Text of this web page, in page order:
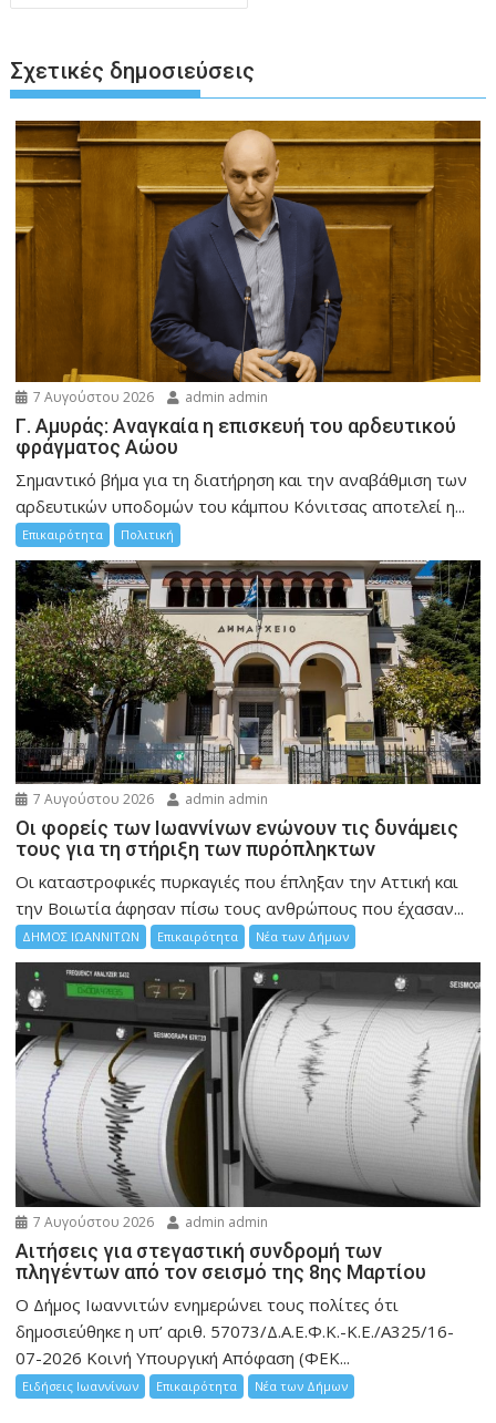
Σχετικές δημοσιεύσεις
7 Αυγούστου 2026 admin admin
Γ. Αμυράς: Αναγκαία η επισκευή του αρδευτικού
φράγματος Αώου
Σημαντικό βήμα για τη διατήρηση και την αναβάθμιση των
αρδευτικών υποδομών του κάμπου Κόνιτσας αποτελεί η...
Επικαιρότητα Πολιτική
7 Αυγούστου 2026 admin admin
Οι φορείς των Ιωαννίνων ενώνουν τις δυνάμεις
τους για τη στήριξη των πυρόπληκτων
Οι καταστροφικές πυρκαγιές που έπληξαν την Αττική και
την Bοιωτία άφησαν πίσω τους ανθρώπους που έχασαν...
ΔΗΜΟΣ ΙΩΑΝΝΙΤΩΝ Επικαιρότητα Νέα των Δήμων
7 Αυγούστου 2026 admin admin
Αιτήσεις για στεγαστική συνδρομή των
πληγέντων από τον σεισμό της 8ης Μαρτίου
Ο Δήμος Ιωαννιτών ενημερώνει τους πολίτες ότι
δημοσιεύθηκε η υπ’ αριθ. 57073/Δ.Α.Ε.Φ.Κ.-Κ.Ε./Α325/16-
07-2026 Κοινή Υπουργική Απόφαση (ΦΕΚ...
Ειδήσεις Ιωαννίνων Επικαιρότητα Νέα των Δήμων